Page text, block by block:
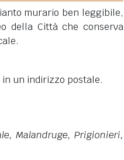
murario ben leggibile,
della Città che conserva
un indirizzo postale.
Malandruge, Prigionieri,